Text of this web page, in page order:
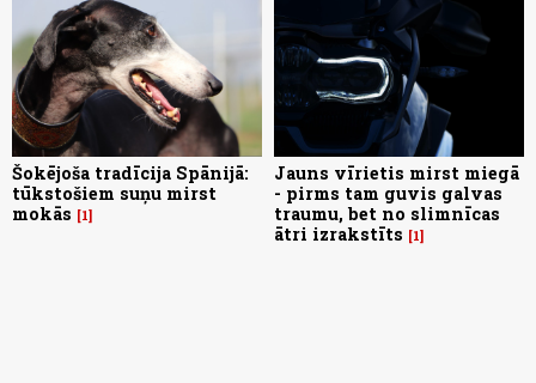
Šokējoša tradīcija Spānijā:
tūkstošiem suņu mirst
mokās
1
Jauns vīrietis mirst miegā
- pirms tam guvis galvas
traumu, bet no slimnīcas
ātri izrakstīts
1